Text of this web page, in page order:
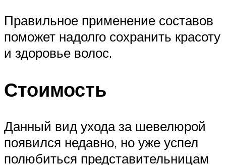
Правильное применение составов
поможет надолго сохранить красоту
и здоровье волос.
Стоимость
Данный вид ухода за шевелюрой
появился недавно, но уже успел
полюбиться представительницам